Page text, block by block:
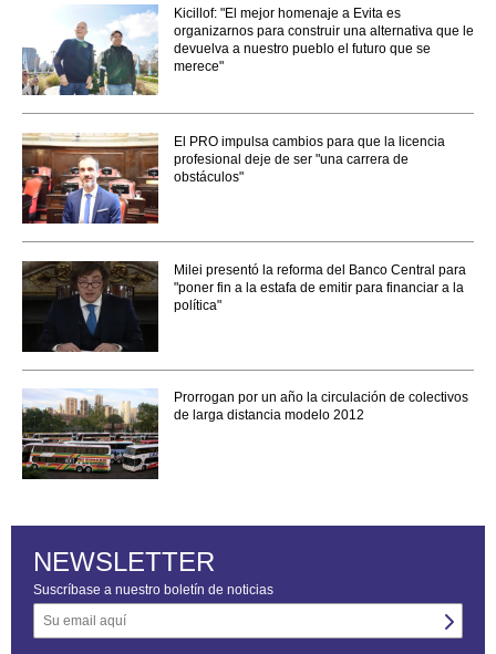
Kicillof: "El mejor homenaje a Evita es
organizarnos para construir una alternativa que le
devuelva a nuestro pueblo el futuro que se
merece"
El PRO impulsa cambios para que la licencia
profesional deje de ser "una carrera de
obstáculos"
Milei presentó la reforma del Banco Central para
"poner fin a la estafa de emitir para financiar a la
política"
Prorrogan por un año la circulación de colectivos
de larga distancia modelo 2012
NEWSLETTER
Suscríbase a nuestro boletín de noticias